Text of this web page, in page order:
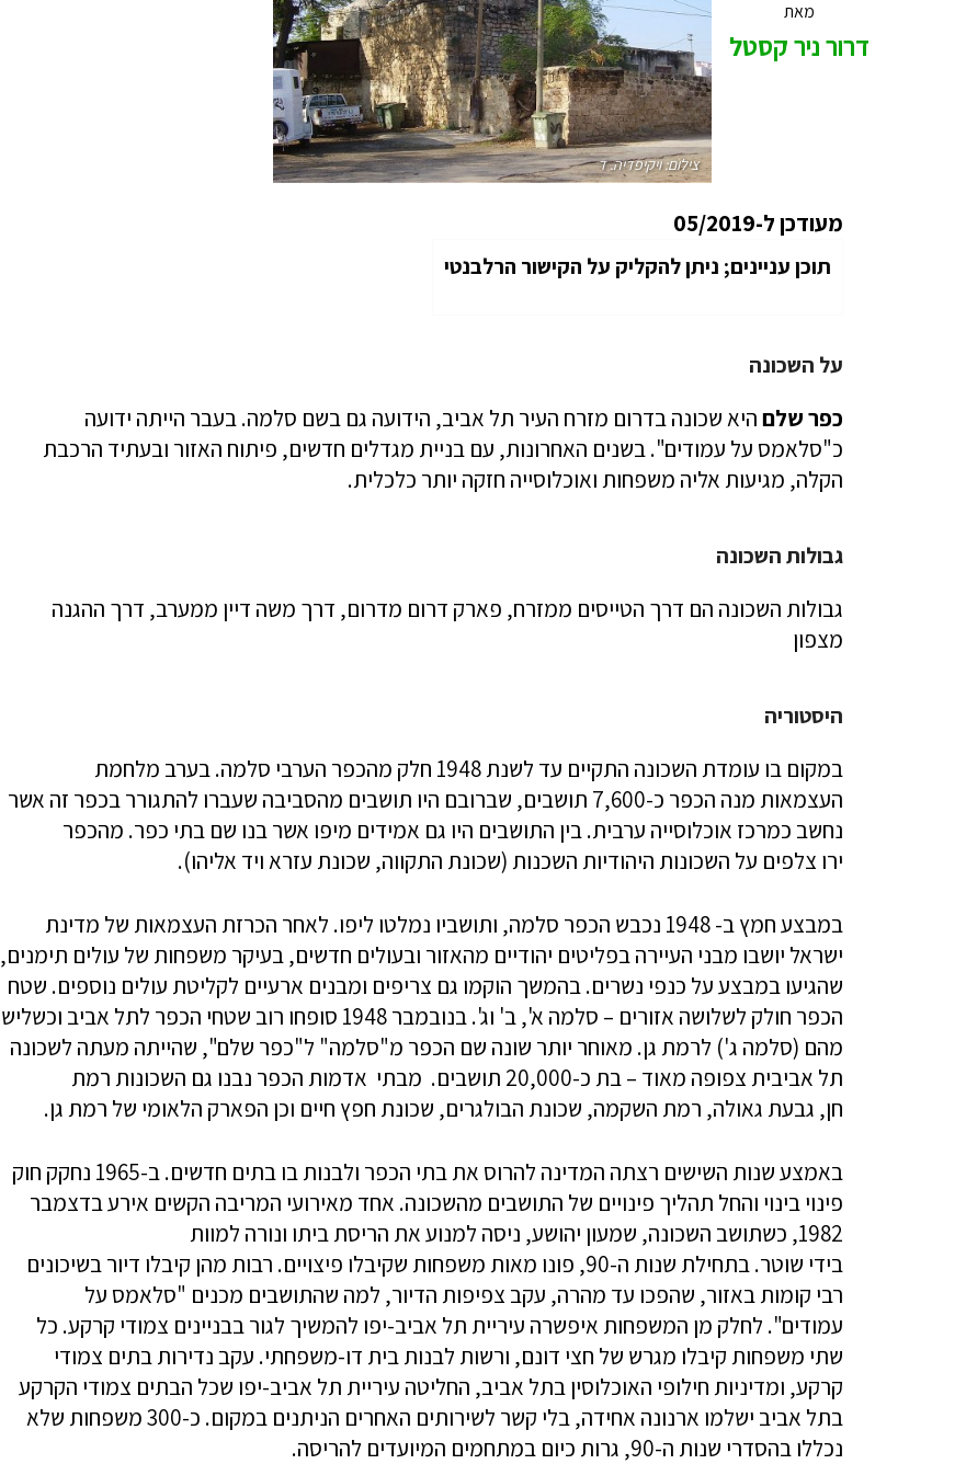
מאת
דרור ניר קסטל
צילום: ויקיפדיה. ד
מעודכן ל-05/2019
תוכן עניינים; ניתן להקליק על הקישור הרלבנטי
על השכונה
כפר שלםהיא שכונה בדרום מזרח העיר תל אביב, הידועה גם בשם סלמה. בעבר הייתה ידועה
כ"סלאמס על עמודים". בשנים האחרונות, עם בניית מגדלים חדשים, פיתוח האזור ובעתיד הרכבת
הקלה, מגיעות אליה משפחות ואוכלוסייה חזקה יותר כלכלית.
גבולות השכונה
גבולות השכונה הם דרך הטייסים ממזרח, פארק דרום מדרום, דרך משה דיין ממערב, דרך ההגנה
מצפון
היסטוריה
במקום בו עומדת השכונה התקיים עד לשנת 1948 חלק מהכפר הערבי סלמה. בערב מלחמת
העצמאות מנה הכפר כ-7,600 תושבים, שברובם היו תושבים מהסביבה שעברו להתגורר בכפר זה אשר
נחשב כמרכז אוכלוסייה ערבית. בין התושבים היו גם אמידים מיפו אשר בנו שם בתי כפר. מהכפר
ירו צלפים על השכונות היהודיות השכנות (שכונת התקווה, שכונת עזרא ויד אליהו).
במבצע חמץ ב- 1948 נכבש הכפר סלמה, ותושביו נמלטו ליפו. לאחר הכרזת העצמאות של מדינת
ישראל יושבו מבני העיירה בפליטים יהודיים מהאזור ובעולים חדשים, בעיקר משפחות של עולים תימנים,
שהגיעו במבצע על כנפי נשרים. בהמשך הוקמו גם צריפים ומבנים ארעיים לקליטת עולים נוספים. שטח
הכפר חולק לשלושה אזורים – סלמה א', ב' וג'. בנובמבר 1948 סופחו רוב שטחי הכפר לתל אביב וכשליש
מהם (סלמה ג') לרמת גן. מאוחר יותר שונה שם הכפר מ"סלמה" ל"כפר שלם", שהייתה מעתה לשכונה
תל אביבית צפופה מאוד – בת כ-20,000 תושבים. מבתי אדמות הכפר נבנו גם השכונות רמת
חן, גבעת גאולה, רמת השקמה, שכונת הבולגרים, שכונת חפץ חיים וכן הפארק הלאומי של רמת גן.
באמצע שנות השישים רצתה המדינה להרוס את בתי הכפר ולבנות בו בתים חדשים. ב-1965 נחקק חוק
פינוי בינוי והחל תהליך פינויים של התושבים מהשכונה. אחד מאירועי המריבה הקשים אירע בדצמבר
1982, כשתושב השכונה, שמעון יהושע, ניסה למנוע את הריסת ביתו ונורה למוות
בידי שוטר. בתחילת שנות ה-90, פונו מאות משפחות שקיבלו פיצויים. רבות מהן קיבלו דיור בשיכונים
רבי קומות באזור, שהפכו עד מהרה, עקב צפיפות הדיור, למה שהתושבים מכנים "סלאמס על
עמודים". לחלק מן המשפחות איפשרה עיריית תל אביב-יפו להמשיך לגור בבניינים צמודי קרקע. כל
שתי משפחות קיבלו מגרש של חצי דונם, ורשות לבנות בית דו-משפחתי. עקב נדירות בתים צמודי
קרקע, ומדיניות חילופי האוכלוסין בתל אביב, החליטה עיריית תל אביב-יפו שכל הבתים צמודי הקרקע
בתל אביב ישלמו ארנונה אחידה, בלי קשר לשירותים האחרים הניתנים במקום. כ-300 משפחות שלא
נכללו בהסדרי שנות ה-90, גרות כיום במתחמים המיועדים להריסה.